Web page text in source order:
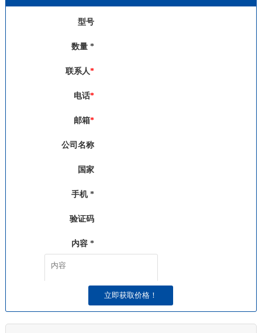
型号
数量 *
联系人*
电话*
邮箱*
公司名称
国家
手机 *
验证码
请发送短信收到的验证码
内容 *